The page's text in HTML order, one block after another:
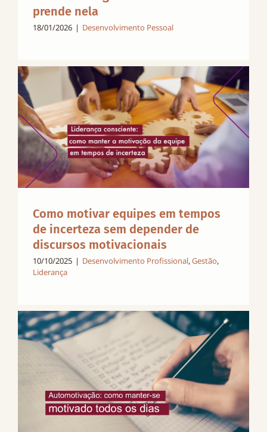
prende nela
18/01/2026 | Desenvolvimento Pessoal
Como motivar equipes em tempos
de incerteza sem depender de
discursos motivacionais
10/10/2025 | Desenvolvimento Profissional,Gestão,
Liderança